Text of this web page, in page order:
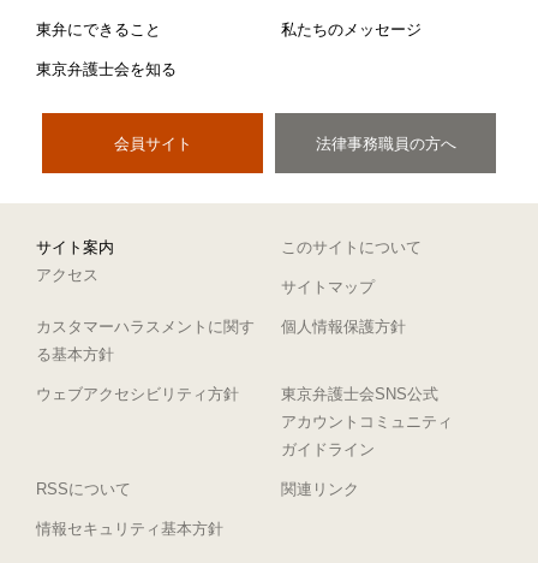
東弁にできること 私たちのメッセージ
東京弁護士会を知る
会員サイト 法律事務職員の方へ
サイト案内
このサイトについて
アクセス
サイトマップ
カスタマーハラスメントに関す
る基本方針
個人情報保護方針
ウェブアクセシビリティ方針
東京弁護士会SNS公式
アカウントコミュニティ
ガイドライン
RSSについて 関連リンク
情報セキュリティ基本方針